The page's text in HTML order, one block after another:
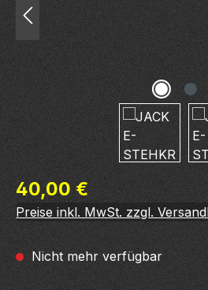
Regulärer Preis:
40,00 €
Preise inkl. MwSt. zzgl.
Nicht mehr verfügbar